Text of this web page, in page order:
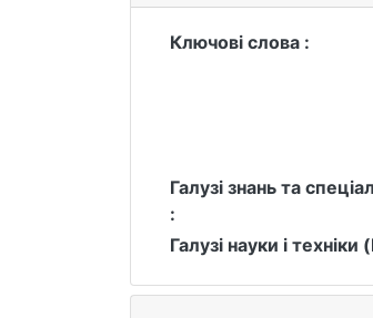
корисною для
Проведена
результатів
нормального
відображає
показує суттєву
мотивацію
Проведено кластерний
їх відповідність
Ключові слова :
Галузі знань та
:
Галузі науки і техніки